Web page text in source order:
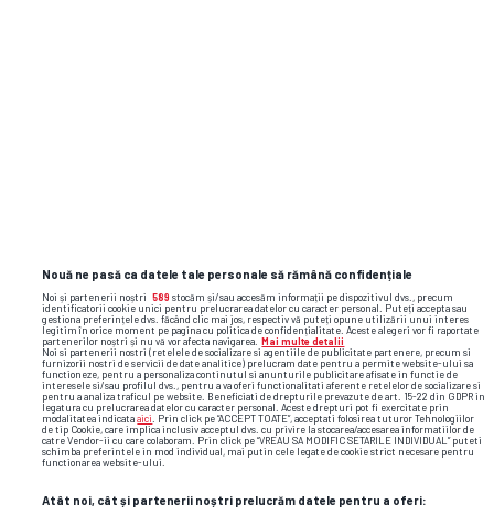
Nouă ne pasă ca datele tale personale să rămână confidențiale
Noi și partenerii noștri 589 stocăm și/sau accesăm informații pe dispozitivul dvs., precum
identificatorii cookie unici pentru prelucrarea datelor cu caracter personal. Puteți accepta sau
gestiona preferințele dvs. făcând clic mai jos, respectiv vă puteți opune utilizării unui interes
legitim în orice moment pe pagina cu politica de confidențialitate. Aceste alegeri vor fi raportate
partenerilor noștri și nu vă vor afecta navigarea. Mai multe detalii
Noi si partenerii nostri (retelele de socializare si agentiile de publicitate partenere, precum si
furnizorii nostri de servicii de date analitice) prelucram date pentru a permite website-ului sa
functioneze, pentru a personaliza continutul si anunturile publicitare afisate in functie de
interesele si/sau profilul dvs., pentru a va oferi functionalitati aferente retelelor de socializare si
pentru a analiza traficul pe website. Beneficiati de drepturile prevazute de art. 15-22 din GDPR in
legatura cu prelucrarea datelor cu caracter personal. Aceste drepturi pot fi exercitate prin
modalitatea indicataaici
. Prin click pe “ACCEPT TOATE”, acceptati folosirea tuturor Tehnologiilor
de tip Cookie, care implica inclusiv acceptul dvs. cu privire la stocarea/accesarea informatiilor de
catre Vendor-ii cu care colaboram. Prin click pe “VREAU SA MODIFIC SETARILE INDIVIDUAL” puteti
schimba preferintele in mod individual, mai putin cele legate de cookie strict necesare pentru
functionarea website-ului.
Atât noi, cât și partenerii noștri prelucrăm datele pentru a oferi: